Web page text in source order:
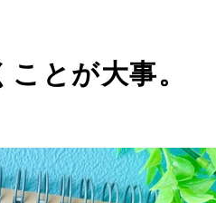
とが大事。